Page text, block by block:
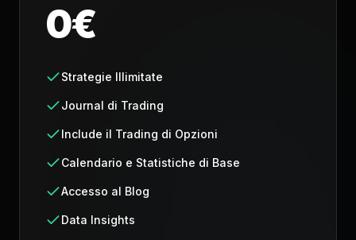
0€
Strategie Illimitate
Journal di Trading
Include il Trading di Opzioni
Calendario e Statistiche di Base
Accesso al Blog
Data Insights